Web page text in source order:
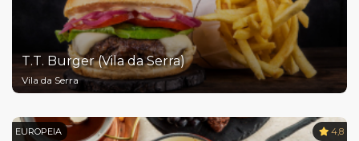
T.T. Burger (Vila da Serra)
Vila da Serra
EUROPEIA 4,8